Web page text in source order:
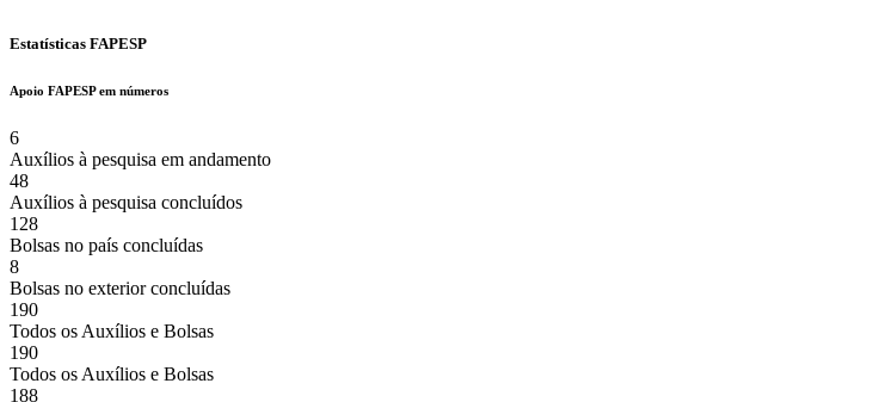
Estatísticas FAPESP
Apoio FAPESP em números
6
Auxílios à pesquisa em andamento
48
Auxílios à pesquisa concluídos
128
Bolsas no país concluídas
8
Bolsas no exterior concluídas
190
Todos os Auxílios e Bolsas
190
Todos os Auxílios e Bolsas
188